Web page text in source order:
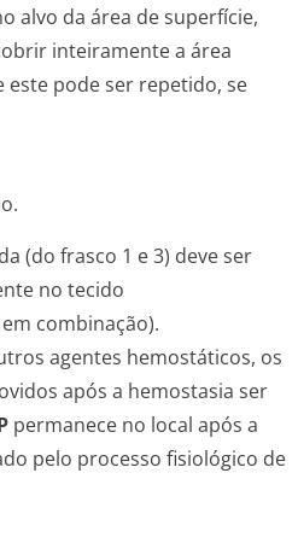
alvo da área de superfície,
inteiramente a área
este pode ser repetido, se
(do frasco 1 e 3) deve ser
no tecido
combinação).
agentes hemostáticos, os
após a hemostasia ser
permanece no local após a
pelo processo fisiológico de